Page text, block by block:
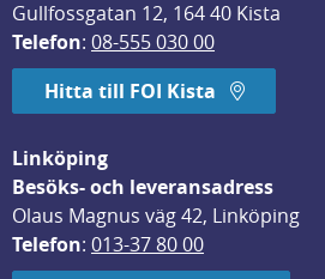
Gullfossgatan 12, 164 40 Kista
Telefon: 08-555 030 00
Hitta till FOI Kista
Linköping
Besöks- och leveransadress
Olaus Magnus väg 42, Linköping
Telefon: 013-37 80 00